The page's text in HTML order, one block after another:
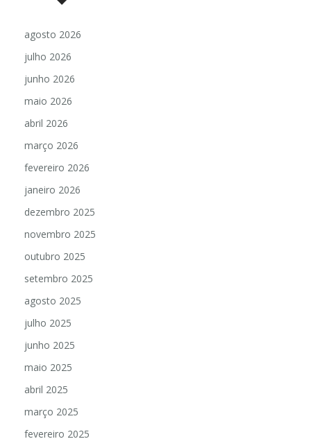
agosto 2026
julho 2026
junho 2026
maio 2026
abril 2026
março 2026
fevereiro 2026
janeiro 2026
dezembro 2025
novembro 2025
outubro 2025
setembro 2025
agosto 2025
julho 2025
junho 2025
maio 2025
abril 2025
março 2025
fevereiro 2025